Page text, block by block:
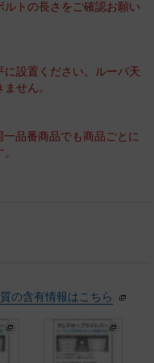
トの長さをご確認お願い
設置ください。ルーバ天
せん。
品番商品でも商品ごとに
の含有情報はこちら